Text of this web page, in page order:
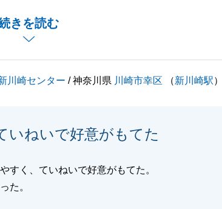
きを読む
きたこと私自身もうれしく思いま
川崎センター / 神奈川県 川崎市幸区 （新川崎駅
いねいで好意がもてた
すく、ていねいで好意がもてた。
た。